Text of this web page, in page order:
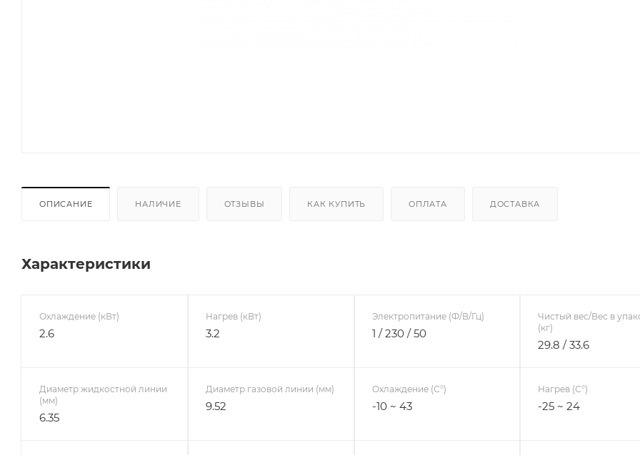
ОПИСАНИЕ НАЛИЧИЕ ОТЗЫВЫ КАК КУПИТЬ ОПЛАТА ДОСТАВКА
Характеристики
Охлаждение (кВт)
2.6
Нагрев (кВт)
3.2
Электропитание (Ф/В/Гц)
1 / 230 / 50
Чистый вес/Вес в
(кг)
29.8 / 33.6
Диаметр жидкостной линии
(мм)
6.35
Диаметр газовой линии (мм)
9.52
Охлаждение (С°)
-10 ~ 43
Нагрев (С°)
-25 ~ 24